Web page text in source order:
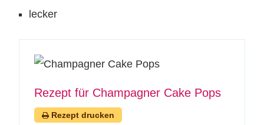
lecker
Rezept für Champagner Cake Pops
Rezept drucken